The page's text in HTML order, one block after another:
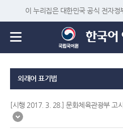
이 누리집은 대한민국 공식 전자정
외래어 표기법
[시행 2017. 3. 28.] 문화체육관광부 고